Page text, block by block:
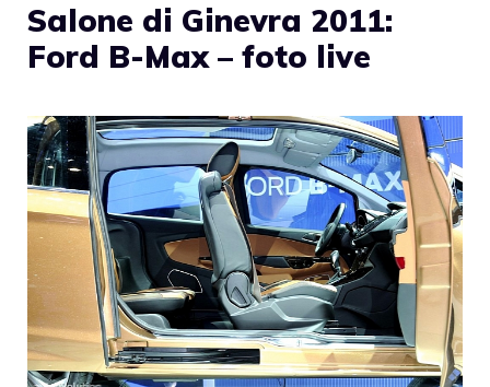
Salone di Ginevra 2011:
Ford B-Max – foto live